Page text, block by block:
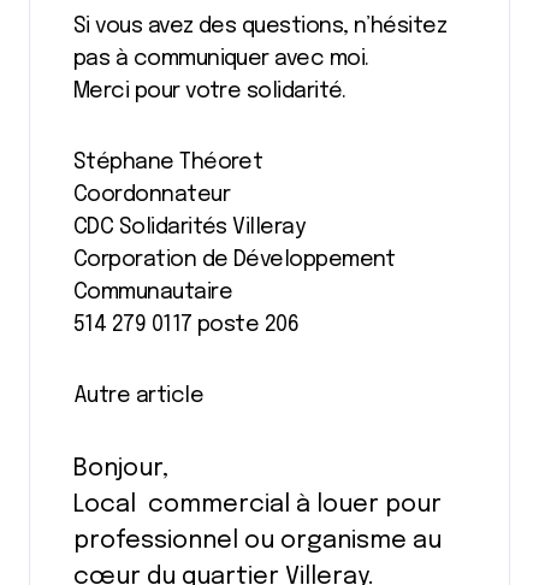
Si vous avez des questions, n’hésitez
pas à communiquer avec moi.
Merci pour votre solidarité.
Stéphane Théoret
Coordonnateur
CDC Solidarités Villeray
Corporation de Développement
Communautaire
514 279 0117 poste 206
Autre article
Bonjour,
Local commercial à louer pour
professionnel ou organisme au
cœur du quartier Villeray.